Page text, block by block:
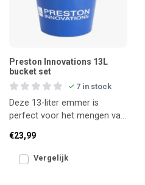
Preston Innovations 13L
bucket set
7 in stock
Deze 13-liter emmer is
perfect voor het mengen van
of het bewaren van lev
€23,99
Vergelijk